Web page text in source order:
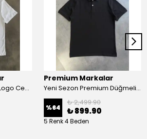
Yeni Sezon Icon Mid Logo Ceast T-shirt
Premium Markalar
Yeni Sezon Premium Düğmeli Pamuk Pike Polo Yaka Tişört
%64
₺ 2,499.90
₺ 899.90
5 Renk 4 Beden